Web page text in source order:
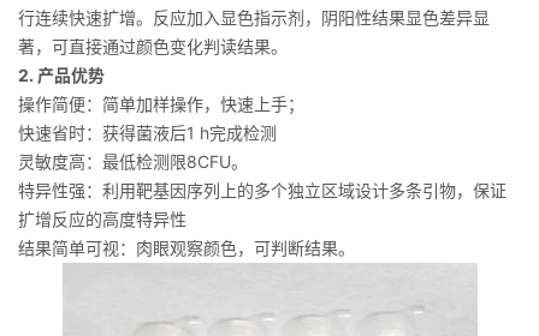
行连续快速扩增。反应加入显色指示剂，阴阳性结果显色差异显
著，可直接通过颜色变化判读结果。
2. 产品优势
操作简便：简单加样操作，快速上手；
快速省时：获得菌液后1 h完成检测
灵敏度高：最低检测限8CFU。
特异性强：利用靶基因序列上的多个独立区域设计多条引物，保证
扩增反应的高度特异性
结果简单可视：肉眼观察颜色，可判断结果。